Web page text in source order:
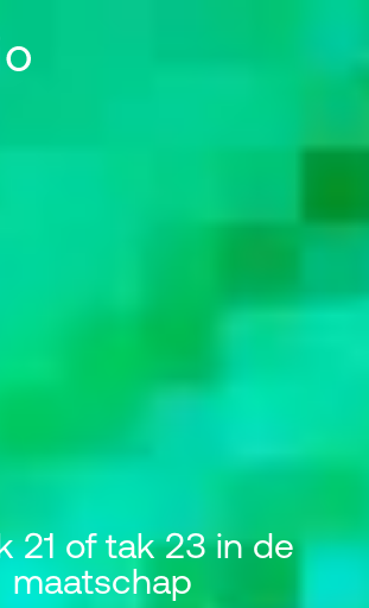
21 of tak 23 in de
maatschap
of tak 23 in de